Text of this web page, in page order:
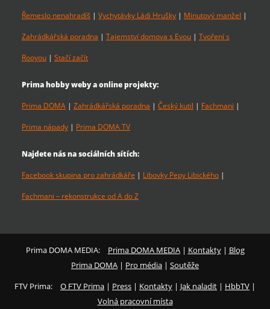
Řemeslo nenahradíš | Vychytávky Ládi Hrušky | Minutový manžel |
Zahrádkářská poradna | Tajemství domova s Evou | Tvoření s
Rooyou | Stačí začít
Prima hobby weby a online projekty:
Prima DOMA | Zahrádkářská poradna | Český kutil | Fachmani |
Prima nápady | Prima DOMA TV
Najdete nás na sociálních sítích:
Facebook skupina pro zahrádkáře | Libovky Pepy Libického |
Fachmani – rekonstrukce od A do Z
Prima DOMA MEDIA: Prima DOMA MEDIA| Kontakty| Blog
Prima DOMA | Pro média | Soutěže
FTV Prima:
O FTV Prima | Press | Kontakty | Jak naladit | HbbTV |
Volná pracovní místa